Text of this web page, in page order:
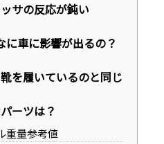
サの反応が鈍い
車に影響が出るの？
を履いているのと同じ
ーツは？
重量参考値